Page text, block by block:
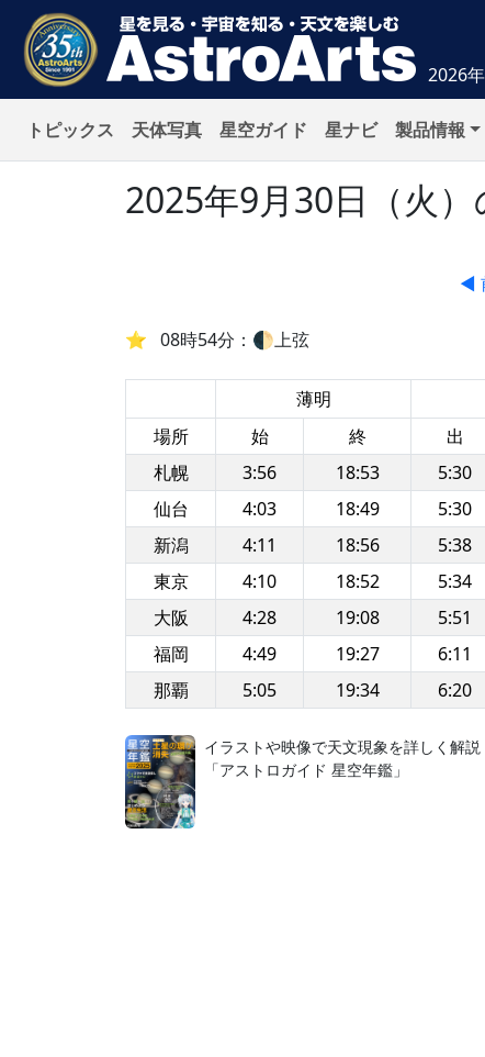
2026
トピックス 天体写真 星空ガイド 星ナビ 製品情報
2025年9月30日（火
◀
08時54分：🌓上弦
薄明
場所
始 終 出
札幌
3:56 18:53 5:30
仙台
4:03 18:49 5:30
新潟
4:11 18:56 5:38
東京
4:10 18:52 5:34
大阪
4:28 19:08 5:51
福岡
4:49 19:27 6:11
那覇
5:05 19:34 6:20
イラストや映像で天文現象を詳しく解説
「アストロガイド 星空年鑑」